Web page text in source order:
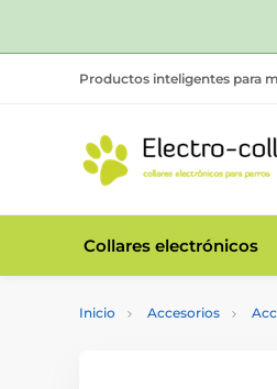
Productos inteligentes para
Collares electrónicos
Inicio Accesorios